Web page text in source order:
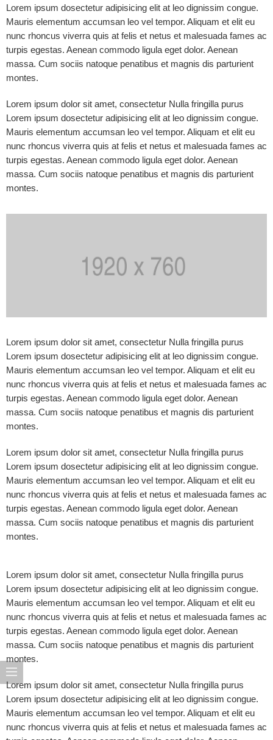
Lorem ipsum dosectetur adipisicing elit at leo dignissim congue.
Mauris elementum accumsan leo vel tempor. Aliquam et elit eu
nunc rhoncus viverra quis at felis et netus et malesuada fames ac
turpis egestas. Aenean commodo ligula eget dolor. Aenean
massa. Cum sociis natoque penatibus et magnis dis parturient
montes.
Lorem ipsum dolor sit amet, consectetur Nulla fringilla purus
Lorem ipsum dosectetur adipisicing elit at leo dignissim congue.
Mauris elementum accumsan leo vel tempor. Aliquam et elit eu
nunc rhoncus viverra quis at felis et netus et malesuada fames ac
turpis egestas. Aenean commodo ligula eget dolor. Aenean
massa. Cum sociis natoque penatibus et magnis dis parturient
montes.
Lorem ipsum dolor sit amet, consectetur Nulla fringilla purus
Lorem ipsum dosectetur adipisicing elit at leo dignissim congue.
Mauris elementum accumsan leo vel tempor. Aliquam et elit eu
nunc rhoncus viverra quis at felis et netus et malesuada fames ac
turpis egestas. Aenean commodo ligula eget dolor. Aenean
massa. Cum sociis natoque penatibus et magnis dis parturient
montes.
Lorem ipsum dolor sit amet, consectetur Nulla fringilla purus
Lorem ipsum dosectetur adipisicing elit at leo dignissim congue.
Mauris elementum accumsan leo vel tempor. Aliquam et elit eu
nunc rhoncus viverra quis at felis et netus et malesuada fames ac
turpis egestas. Aenean commodo ligula eget dolor. Aenean
massa. Cum sociis natoque penatibus et magnis dis parturient
montes.
Lorem ipsum dolor sit amet, consectetur Nulla fringilla purus
Lorem ipsum dosectetur adipisicing elit at leo dignissim congue.
Mauris elementum accumsan leo vel tempor. Aliquam et elit eu
nunc rhoncus viverra quis at felis et netus et malesuada fames ac
turpis egestas. Aenean commodo ligula eget dolor. Aenean
massa. Cum sociis natoque penatibus et magnis dis parturient
montes.
Lorem ipsum dolor sit amet, consectetur Nulla fringilla purus
Lorem ipsum dosectetur adipisicing elit at leo dignissim congue.
Mauris elementum accumsan leo vel tempor. Aliquam et elit eu
nunc rhoncus viverra quis at felis et netus et malesuada fames ac